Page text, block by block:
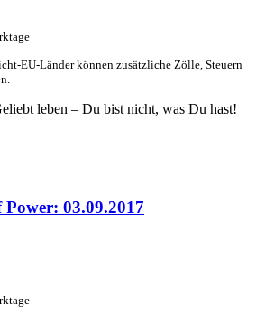
EU-Länder können zusätzliche Zölle, Steuern
leben – Du bist nicht, was Du hast!
03.09.2017